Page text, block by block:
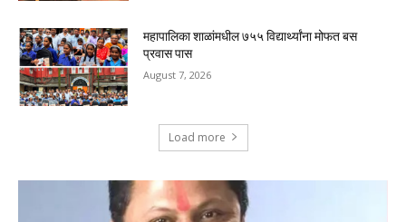
महापालिका शाळांमधील ७५५ विद्यार्थ्यांना मोफत बस
प्रवास पास
August 7, 2026
Load more